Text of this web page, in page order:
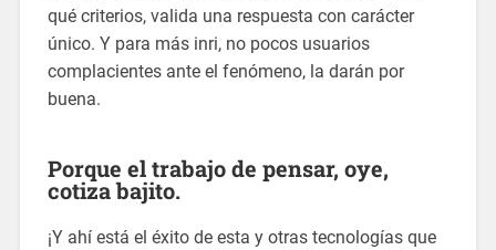
qué criterios, valida una respuesta con carácter
único. Y para más inri, no pocos usuarios
complacientes ante el fenómeno, la darán por
buena.
Porque el trabajo de pensar, oye,
cotiza bajito.
¡Y ahí está el éxito de esta y otras tecnologías que